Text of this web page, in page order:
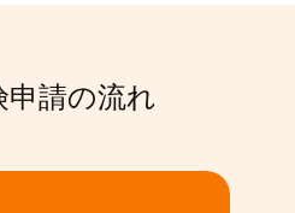
申請の流れ